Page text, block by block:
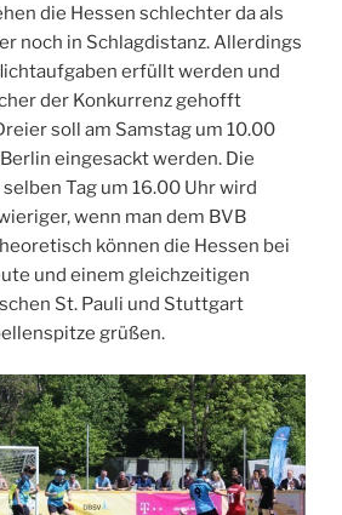
die Hessen schlechter da als
noch in Schlagdistanz. Allerdings
erfüllt werden und
der Konkurrenz gehofft
soll am Samstag um 10.00
eingesackt werden. Die
Tag um 16.00 Uhr wird
wenn man dem BVB
können die Hessen bei
und einem gleichzeitigen
St. Pauli und Stuttgart
grüßen.